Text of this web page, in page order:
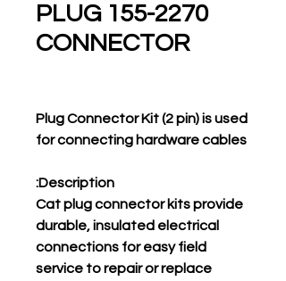
155-2270 PLUG
CONNECTOR
Plug Connector Kit (2 pin) is used
for connecting hardware cables
Description:
Cat plug connector kits provide
durable, insulated electrical
connections for easy field
service to repair or replace